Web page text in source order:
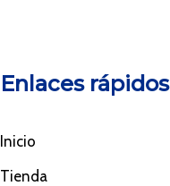
Enlaces rápidos
Inicio
Tienda